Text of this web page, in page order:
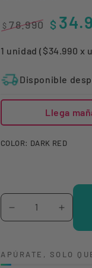
regular
$ 78.990
de
$
1 unidad ($34.990 x
Disponible
Llega
COLOR: DARK RED
Cantidad
Reducir
BOLSO
BOLSO
APÚRATE, SOLO